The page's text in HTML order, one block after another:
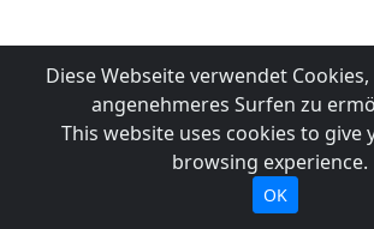
Diese Webseite verwendet
angenehmeres Surfen zu
This website uses cookies to give
browsing experience.
OK